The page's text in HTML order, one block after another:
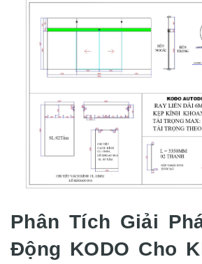
Phân Tích Giải
Động KODO Cho